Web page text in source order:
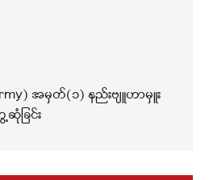
အမှတ်(၁) နည်းဗျူဟာမှူး
ခြင်း